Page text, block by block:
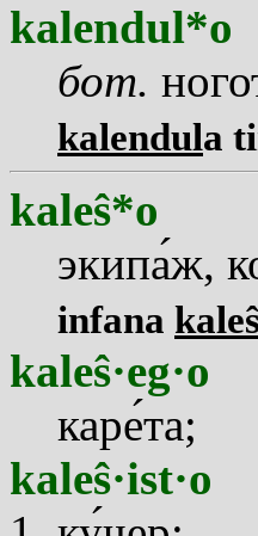
kalendul*o
бот.
kalendula
kaleŝ*o
экипаж,
infana kaleŝ
kaleŝ·eg·o
карета;
kaleŝ·ist·o